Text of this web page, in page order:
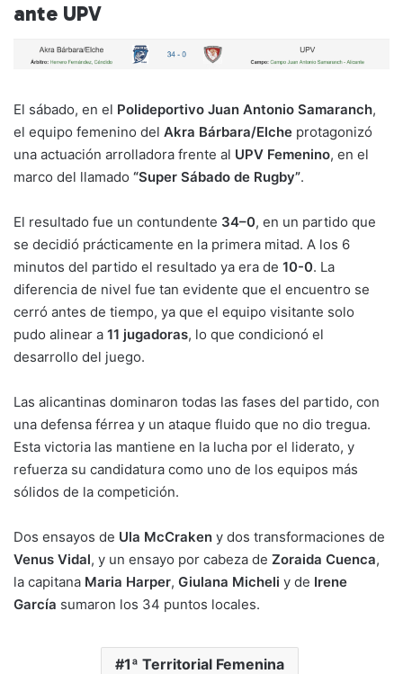
ante UPV
El sábado, en el Polideportivo Juan Antonio Samaranch,
el equipo femenino del Akra Bárbara/Elche protagonizó
una actuación arrolladora frente al UPV Femenino, en el
marco del llamado “Super Sábado de Rugby”.
El resultado fue un contundente 34–0, en un partido que
se decidió prácticamente en la primera mitad. A los 6
minutos del partido el resultado ya era de 10-0. La
diferencia de nivel fue tan evidente que el encuentro se
cerró antes de tiempo, ya que el equipo visitante solo
pudo alinear a 11 jugadoras, lo que condicionó el
desarrollo del juego.
Las alicantinas dominaron todas las fases del partido, con
una defensa férrea y un ataque fluido que no dio tregua.
Esta victoria las mantiene en la lucha por el liderato, y
refuerza su candidatura como uno de los equipos más
sólidos de la competición.
Dos ensayos de Ula McCraken y dos transformaciones de
Venus Vidal, y un ensayo por cabeza de Zoraida Cuenca,
la capitana Maria Harper, Giulana Micheli y de Irene
García sumaron los 34 puntos locales.
1ª Territorial Femenina